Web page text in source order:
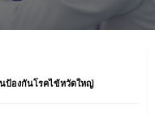
ป้องกันโรคไข้หวัดใหญ่